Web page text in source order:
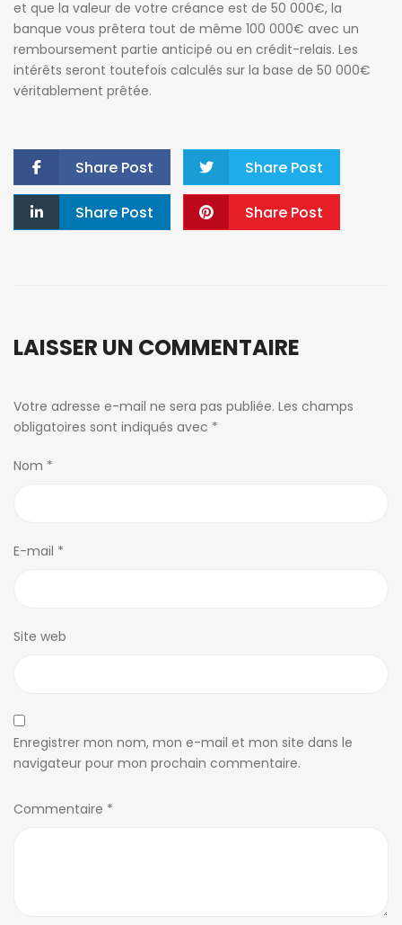
et que la valeur de votre créance est de 50 000€, la
banque vous prêtera tout de même 100 000€ avec un
remboursement partie anticipé ou en crédit-relais. Les
intérêts seront toutefois calculés sur la base de 50 000€
véritablement prêtée.
Share Post Share Post
Share Post Share Post
LAISSER UN COMMENTAIRE
Votre adresse e-mail ne sera pas publiée. Les champs
obligatoires sont indiqués avec *
Nom *
E-mail *
Site web
Enregistrer mon nom, mon e-mail et mon site dans le
navigateur pour mon prochain commentaire.
Commentaire *